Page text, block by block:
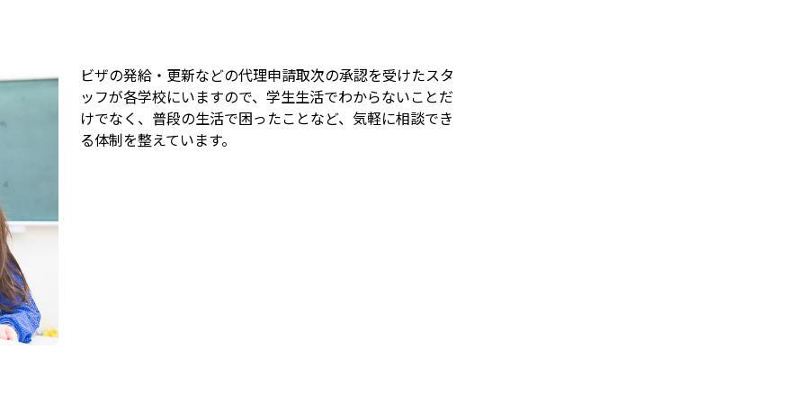
ビザの発給・更新などの代理申請取次の承認を受けたスタ
ッフが各学校にいますので、学生生活でわからないことだ
けでなく、普段の生活で困ったことなど、気軽に相談でき
る体制を整えています。